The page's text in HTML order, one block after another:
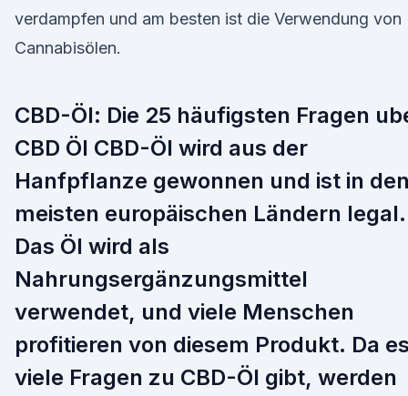
verdampfen und am besten ist die Verwendung von
Cannabisölen.
CBD-Öl: Die 25 häufigsten Fragen
CBD Öl CBD-Öl wird aus der
Hanfpflanze gewonnen und ist in den
meisten europäischen Ländern legal.
Das Öl wird als
Nahrungsergänzungsmittel
verwendet, und viele Menschen
profitieren von diesem Produkt. Da es
viele Fragen zu CBD-Öl gibt, werden